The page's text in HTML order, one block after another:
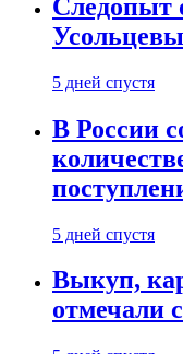
Следопыт
5 дней спустя
В России
5 дней спустя
Выкуп,
отмечали